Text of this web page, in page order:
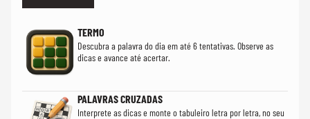
TERMO
Descubra a palavra do dia em até 6 tentativas. Observe as
dicas e avance até acertar.
PALAVRAS CRUZADAS
Interprete as dicas e monte o tabuleiro letra por letra, no seu